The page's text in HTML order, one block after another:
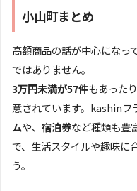
小山町まとめ
高額商品の話が中心になっ
ではありません。
3万円未満が57件もあった
意されています。kashinフ
ムや、 宿泊券など種類も豊
で、生活スタイルや趣味に
う。